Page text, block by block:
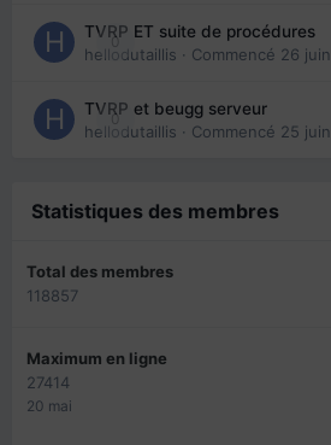
0
TVRP ET suite de procédures
hellodutaillis · Commencé 26 juin
0
TVRP et beugg serveur
hellodutaillis · Commencé 25 juin
Statistiques des membres
Total des membres
118857
Maximum en ligne
27414
20 mai